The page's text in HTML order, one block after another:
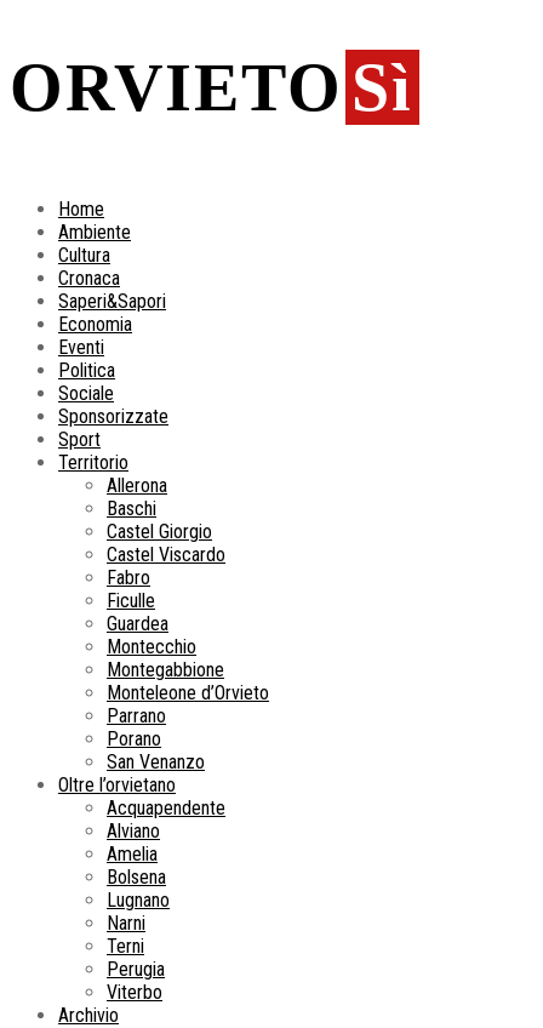
ORVIETO Sì
Home
Ambiente
Cultura
Cronaca
Saperi&Sapori
Economia
Eventi
Politica
Sociale
Sponsorizzate
Sport
Territorio
Allerona
Baschi
Castel Giorgio
Castel Viscardo
Fabro
Ficulle
Guardea
Montecchio
Montegabbione
Monteleone d’Orvieto
Parrano
Porano
San Venanzo
Oltre l’orvietano
Acquapendente
Alviano
Amelia
Bolsena
Lugnano
Narni
Terni
Perugia
Viterbo
Archivio